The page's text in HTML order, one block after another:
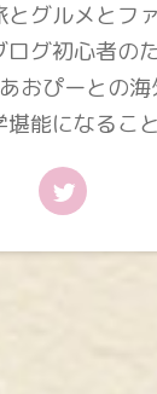
グルメとフ
ログ初心者の
おぴーとの
能になること